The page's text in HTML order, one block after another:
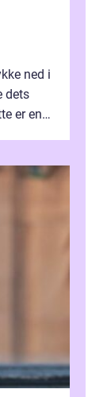
ned i
dets
er en